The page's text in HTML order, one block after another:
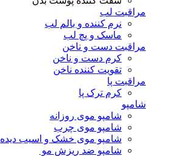
مراقبت لب
نرم کننده و بالم لب
ماسک و پچ لب
مراقبت دست و ناخن
کرم دست و ناخن
تقویت کننده ناخن
مراقبت پا
کرم ترک پا
شامپو
شامپو موی روزانه
شامپو موی چرب
شامپو موی خشک و اسیب دیده
شامپو ضد ریزش مو